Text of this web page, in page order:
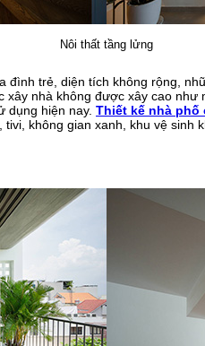
Nôi thất tầng lửng
đình trẻ, diện tích không rộng,
nhà không được xây cao
dụng hiện nay. Thiết kế nhà phố
không gian xanh, khu vệ sinh